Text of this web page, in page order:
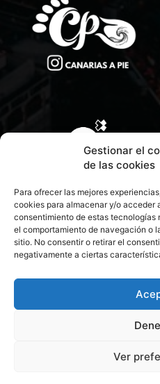
Gestionar el
de las cookies
Para ofrecer las mejores
cookies para almacenar y/o acceder
consentimiento de estas tecnologías
el comportamiento de navegación o
sitio. No consentir o retirar el
negativamente a ciertas
Ver
CONTACTA CON NOSOTROS